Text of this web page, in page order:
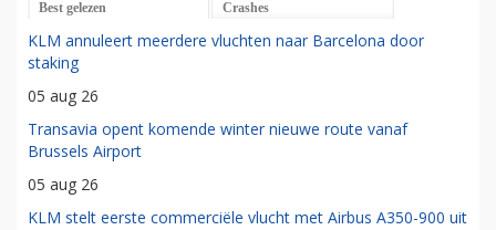
Best gelezen Crashes
KLM annuleert meerdere vluchten naar Barcelona door
staking
05 aug 26
Transavia opent komende winter nieuwe route vanaf
Brussels Airport
05 aug 26
KLM stelt eerste commerciële vlucht met Airbus A350-900 uit